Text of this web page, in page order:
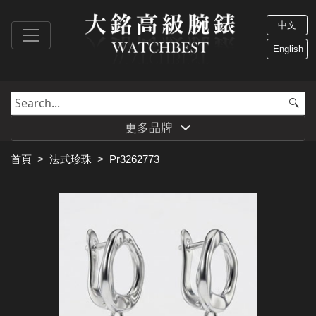
中文
English
更多品牌
首頁 > 法式珍珠 > Pr3262773